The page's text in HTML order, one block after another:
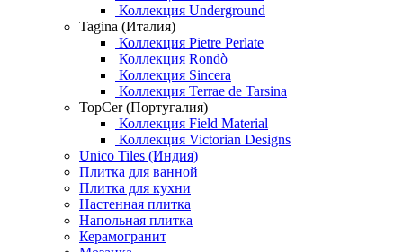
Коллекция Underground
Tagina (Италия)
Коллекция Pietre Perlate
Коллекция Rondò
Коллекция Sincera
Коллекция Terrae de Tarsina
TopCer (Португалия)
Коллекция Field Material
Коллекция Victorian Designs
Unico Tiles (Индия)
Плитка для ванной
Плитка для кухни
Настенная плитка
Напольная плитка
Керамогранит